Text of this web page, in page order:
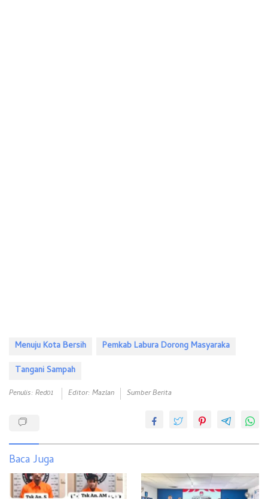
Menuju Kota Bersih
Pemkab Labura Dorong Masyaraka
Tangani Sampah
Penulis: Red01 Editor: Mazlan Sumber Berita
Baca Juga